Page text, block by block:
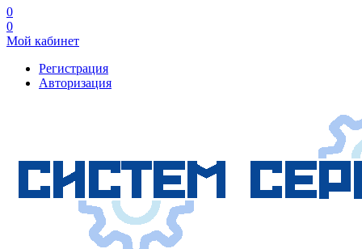
0
0
Мой кабинет
Регистрация
Авторизация